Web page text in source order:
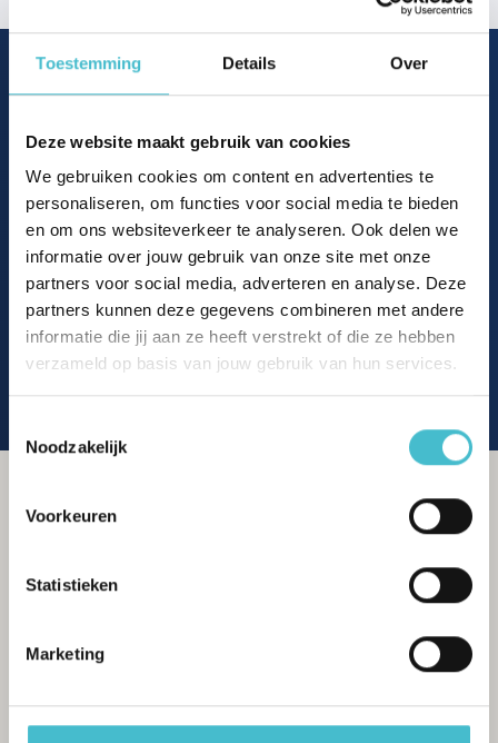
Toestemming Details Over
Deze website maakt gebruik van cookies
We gebruiken cookies om content en advertenties te
personaliseren, om functies voor social media te bieden
en om ons websiteverkeer te analyseren. Ook delen we
informatie over jouw gebruik van onze site met onze
partners voor social media, adverteren en analyse. Deze
partners kunnen deze gegevens combineren met andere
informatie die jij aan ze heeft verstrekt of die ze hebben
verzameld op basis van jouw gebruik van hun services.
Noodzakelijk
Voorkeuren
Statistieken
Marketing
Hier kom
je te wonen
Bakkerij
Banken
Busstations
Café
Stadhuis
Musea
Parken
Parkeerplaats
Restaurant
Scholen
Sportschool
Winkels
Tankstations
Treinstation